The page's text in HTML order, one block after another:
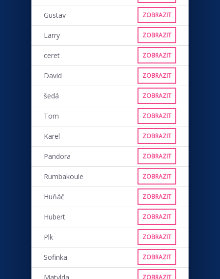
Gustav ZOBRAZIT
Larry ZOBRAZIT
ceret ZOBRAZIT
David ZOBRAZIT
šedá ZOBRAZIT
Tom ZOBRAZIT
Karel ZOBRAZIT
Pandora ZOBRAZIT
Rumbakoule ZOBRAZIT
Huňáč ZOBRAZIT
Hubert ZOBRAZIT
Plk ZOBRAZIT
Sofinka ZOBRAZIT
ZOBRAZIT